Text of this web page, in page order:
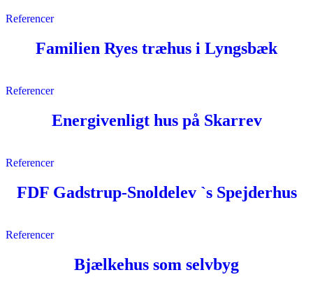
Referencer
Familien Ryes træhus i Lyngsbæk
Referencer
Energivenligt hus på Skarrev
Referencer
FDF Gadstrup-Snoldelev `s Spejderhus
Referencer
Bjælkehus som selvbyg